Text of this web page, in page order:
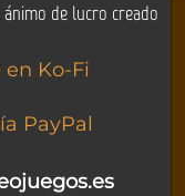
de lucro creado
Ko-Fi
PayPal